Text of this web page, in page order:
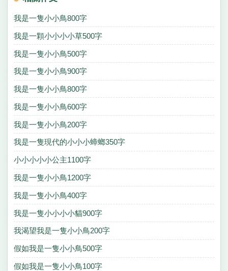
我是一隻小小鳥800字
我是一顆小小小小草500字
我是一隻小小鳥500字
我是一隻小小鳥900字
我是一隻小小鳥800字
我是一隻小小鳥600字
我是一隻小小鳥200字
我是一隻現代的小小小蟑螂350字
小小小小小公主1100字
我是一隻小小鳥1200字
我是一隻小小鳥400字
我是一隻小小小小貓900字
我渴望我是一隻小小鳥200字
假如我是一隻小小鳥500字
假如我是一隻小小鳥100字